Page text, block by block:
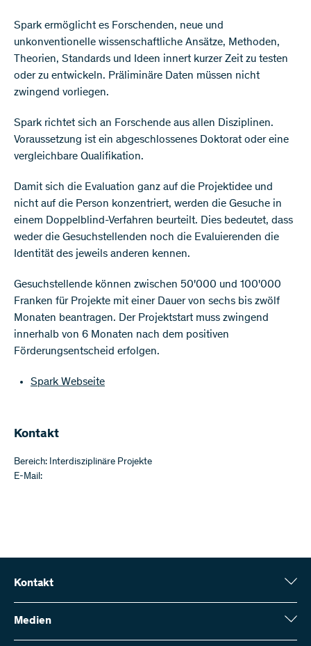
Spark ermöglicht es Forschenden, neue und
unkonventionelle wissenschaftliche Ansätze, Methoden,
Theorien, Standards und Ideen innert kurzer Zeit zu testen
oder zu entwickeln. Präliminäre Daten müssen nicht
zwingend vorliegen.
Spark richtet sich an Forschende aus allen Disziplinen.
Voraussetzung ist ein abgeschlossenes Doktorat oder eine
vergleichbare Qualifikation.
Damit sich die Evaluation ganz auf die Projektidee und
nicht auf die Person konzentriert, werden die Gesuche in
einem Doppelblind-Verfahren beurteilt. Dies bedeutet, dass
weder die Gesuchstellenden noch die Evaluierenden die
Identität des jeweils anderen kennen.
Gesuchstellende können zwischen 50'000 und 100'000
Franken für Projekte mit einer Dauer von sechs bis zwölf
Monaten beantragen. Der Projektstart muss zwingend
innerhalb von 6 Monaten nach dem positiven
Förderungsentscheid erfolgen.
Spark Webseite
Kontakt
Bereich: Interdisziplinäre Projekte
E-Mail:
Kontakt
Schweizerischer Nationalfonds (SNF)
Wildhainweg 3
Medien
Medienauskünfte